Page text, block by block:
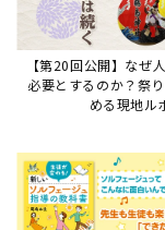
ード活用術